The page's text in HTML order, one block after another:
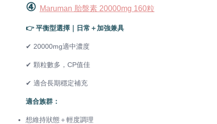
④ Maruman 胎盤素 20000mg 160粒
👉 平衡型選擇｜日常＋加強兼具
✔ 20000mg適中濃度
✔ 顆粒數多，CP值佳
✔ 適合長期穩定補充
適合族群：
想維持狀態＋輕度調理